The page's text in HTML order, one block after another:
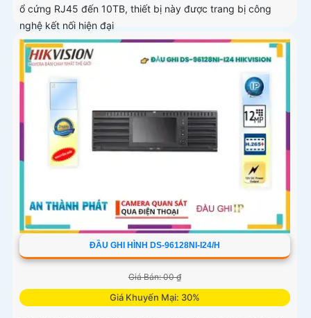
ổ cứng RJ45 đến 10TB, thiết bị này được trang bị công
nghệ kết nối hiện đại
ĐẦU GHI HÌNH DS-96128NI-I24/H
Giá Bán: 00 ₫
Giá Khuyến Mại: 30%